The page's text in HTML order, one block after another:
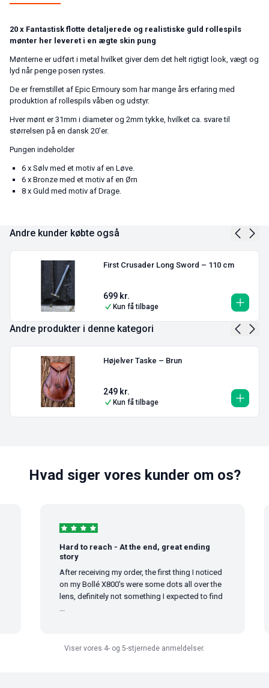
20 x Fantastisk flotte detaljerede og realistiske guld rollespils
mønter her leveret i en ægte skin pung
Mønterne er udført i metal hvilket giver dem det helt rigtigt look, vægt og
lyd når penge posen rystes.
De er fremstillet af Epic Ermoury som har mange års erfaring med
produktion af rollespils våben og udstyr.
Hver mønt er 31mm i diameter og 2mm tykke, hvilket ca. svare til
størrelsen på en dansk 20’er.
Pungen indeholder
6 x Sølv med et motiv af en Løve.
6 x Bronze med et motiv af en Ørn
8 x Guld med motiv af Drage.
Andre kunder købte også
First Crusader Long Sword – 110 cm
699 kr.
Kun få tilbage
Andre produkter i denne kategori
Højelver Taske – Brun
249 kr.
Kun få tilbage
Hvad siger vores kunder om os?
Hard to reach - At the end, great ending
story
After receiving my order, the first thing I noticed
on my Bollé X800's were some dots all over the
lens, definitely not something I expected to find
Viser vores 4- og 5-stjernede anmeldelser.